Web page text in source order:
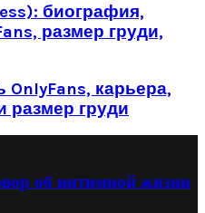
биография,
размер груди,
карьера,
размер груди
об интимной жизни